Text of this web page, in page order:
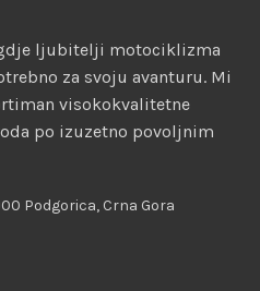
ljubitelji motociklizma
za svoju avanturu. Mi
visokokvalitetne
po izuzetno povoljnim
Podgorica, Crna Gora